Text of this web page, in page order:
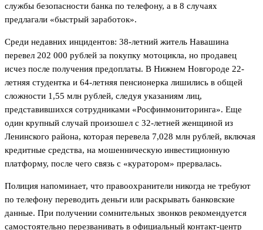
службы безопасности банка по телефону, а в 8 случаях
предлагали «быстрый заработок».
Среди недавних инцидентов: 38-летний житель Навашина
перевел 202 000 рублей за покупку мотоцикла, но продавец
исчез после получения предоплаты. В Нижнем Новгороде 22-
летняя студентка и 64-летняя пенсионерка лишились в общей
сложности 1,55 млн рублей, следуя указаниям лиц,
представившихся сотрудниками «Росфинмониторинга». Еще
один крупный случай произошел с 32-летней женщиной из
Ленинского района, которая перевела 7,028 млн рублей, включая
кредитные средства, на мошенническую инвестиционную
платформу, после чего связь с «куратором» прервалась.
Полиция напоминает, что правоохранители никогда не требуют
по телефону переводить деньги или раскрывать банковские
данные. При получении сомнительных звонков рекомендуется
самостоятельно перезванивать в официальный контакт-центр